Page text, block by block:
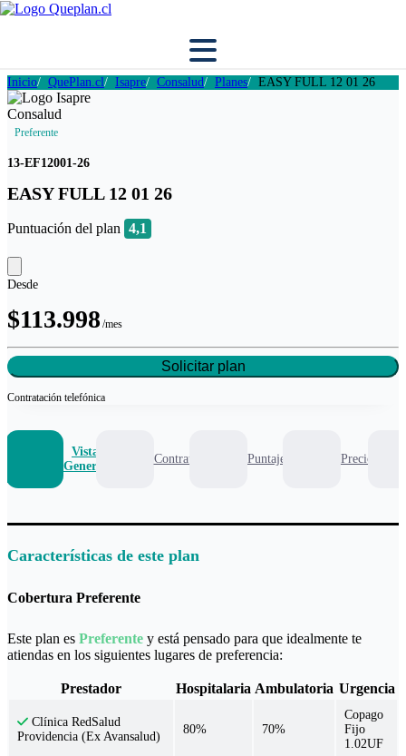
Inicio QuePlan.cl Isapre Consalud Planes EASY FULL 12 01 26
Preferente
13-EF12001-26
EASY FULL 12 01 26
Puntuación del plan 4,1
Desde
$113.998 /mes
Solicitar plan
Contratación telefónica
Vista
General
Contrato Puntaje Precio
Características de este plan
Cobertura Preferente
Este plan es Preferente y está pensado para que idealmente te
atiendas en los siguientes lugares de preferencia:
Prestador Hospitalaria Ambulatoria Urgencia
Clínica RedSalud
Providencia (Ex Avansalud)
80% 70%
Copago
Fijo
1.02UF